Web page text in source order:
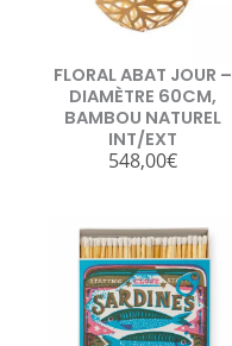
FLORAL ABAT JOUR –
DIAMÈTRE 60CM,
BAMBOU NATUREL
INT/EXT
548,00€